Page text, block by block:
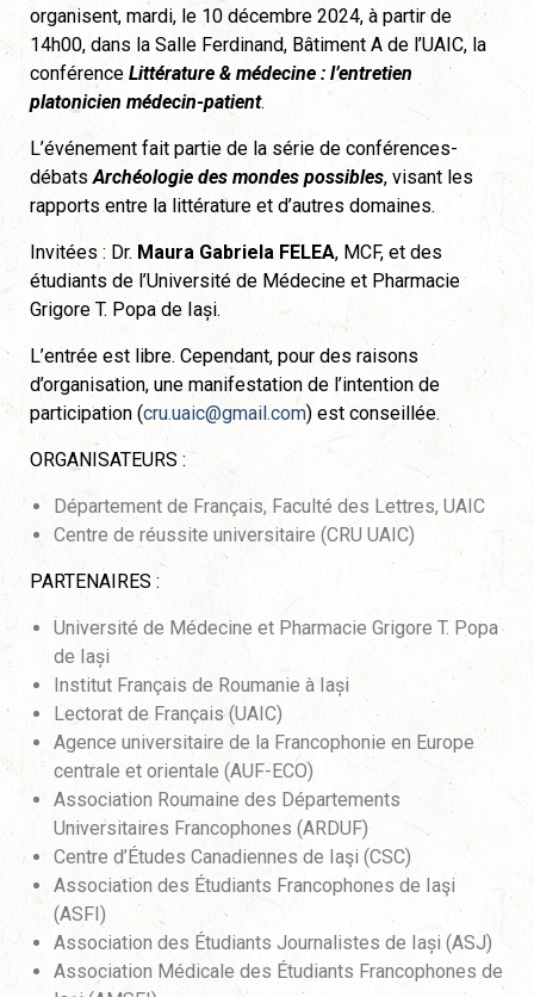
organisent, mardi, le 10 décembre 2024, à partir de
14h00, dans la Salle Ferdinand, Bâtiment A de l’UAIC, la
conférence Littérature & médecine : l’entretien
platonicien médecin-patient.
L’événement fait partie de la série de conférences-
débatsArchéologie des mondes possibles, visant les
rapports entre la littérature et d’autres domaines.
Invitées : Dr. Maura Gabriela FELEA, MCF, et des
étudiants de l’Université de Médecine et Pharmacie
Grigore T. Popa de Iași.
L’entrée est libre. Cependant, pour des raisons
d’organisation, une manifestation de l’intention de
participation (cru.uaic@gmail.com) est conseillée.
ORGANISATEURS :
Département de Français, Faculté des Lettres, UAIC
Centre de réussite universitaire (CRU UAIC)
PARTENAIRES :
Université de Médecine et Pharmacie Grigore T. Popa
de Iași
Institut Français de Roumanie à Iași
Lectorat de Français (UAIC)
Agence universitaire de la Francophonie en Europe
centrale et orientale (AUF-ECO)
Association Roumaine des Départements
Universitaires Francophones (ARDUF)
Centre d’Études Canadiennes de Iaşi (CSC)
Association des Étudiants Francophones de Iaşi
(ASFI)
Association des Étudiants Journalistes de Iași (ASJ)
Association Médicale des Étudiants Francophones de